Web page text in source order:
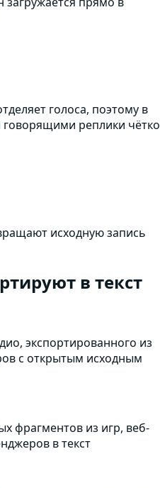
голоса, поэтому в
говорящими реплики чётко
исходную запись
в текст
экспортированного из
с открытым исходным
фрагментов из игр, веб-
в текст